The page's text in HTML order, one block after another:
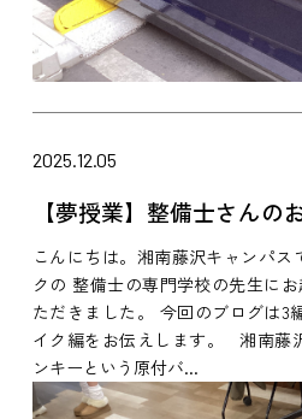
2025.12.05
【夢授業】整備士さん
こんにちは。湘南藤沢キャンパス
クの 整備士の専門学校の先生に
ただきました。 今回のブログは3
イク編をお伝えします。 湘南藤
ンキーという原付バ...